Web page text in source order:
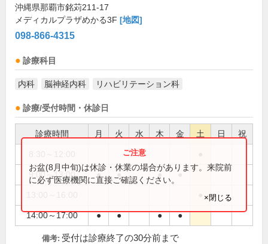
沖縄県那覇市銘苅211-17
メディカルプラザめかる3F [地図]
098-866-4315
診療科目
内科 脳神経内科 リハビリテーション科
診療/受付時間・休診日
診療時間 月 火 水 木 金 土 日 祝
9:00～13:00 ● ● ● ●
14:00～17:00 ● ● ● ●
お盆(8月中旬)は休診・休業の場合があります。来院前
に必ず医療機関に直接ご確認ください。
×閉じる
備考: 受付は診療終了の30分前まで